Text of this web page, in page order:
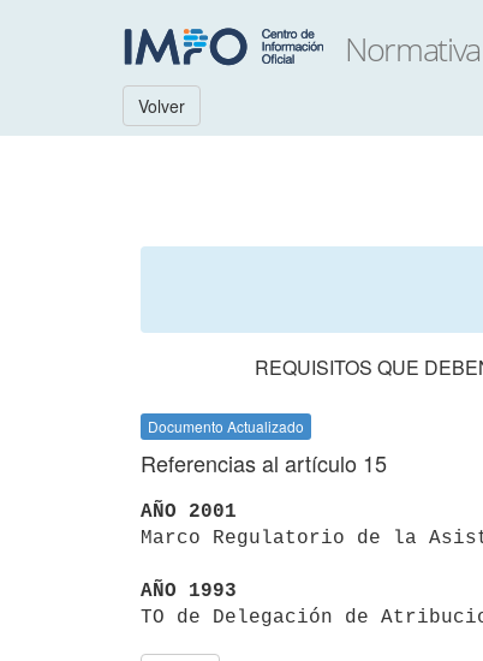
Volver
REQUISITOS QUE
Documento Actualizado
Referencias al artículo 15
AÑO 2001
Marco Regulatorio de la
AÑO 1993
TO de Delegación de